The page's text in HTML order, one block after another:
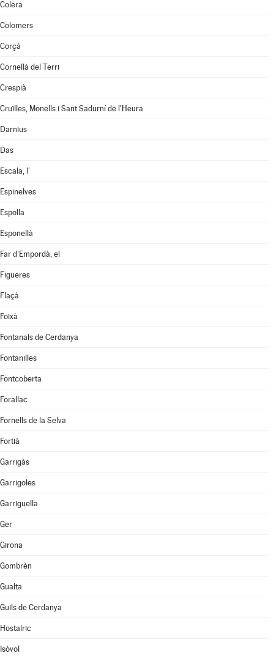
Colera
Colomers
Corçà
Cornellà del Terri
Crespià
Cruïlles, Monells i Sant Sadurní de l'Heura
Darnius
Das
Escala, l'
Espinelves
Espolla
Esponellà
Far d'Empordà, el
Figueres
Flaçà
Foixà
Fontanals de Cerdanya
Fontanilles
Fontcoberta
Forallac
Fornells de la Selva
Fortià
Garrigàs
Garrigoles
Garriguella
Ger
Girona
Gombrèn
Gualta
Guils de Cerdanya
Hostalric
Isòvol